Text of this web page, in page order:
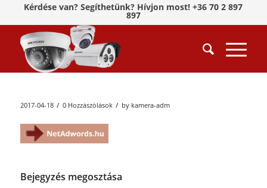
Kérdése van? Segíthetünk? Hívjon most! +36 70 2 897
897
2017-04-18 / 0 Hozzászólások / by kamera-adm
Bejegyzés megosztása